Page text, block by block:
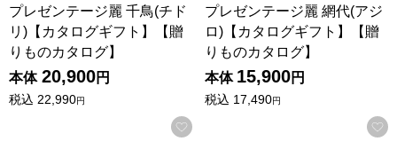
プレゼンテージ麗 千鳥(チド
リ)【カタログギフト】【贈
りものカタログ】
本体 20,900円
税込 22,990円
お気に入りに登録する
プレゼンテージ麗 網代(アジ
ロ)【カタログギフト】【贈
りものカタログ】
本体 15,900円
税込 17,490円